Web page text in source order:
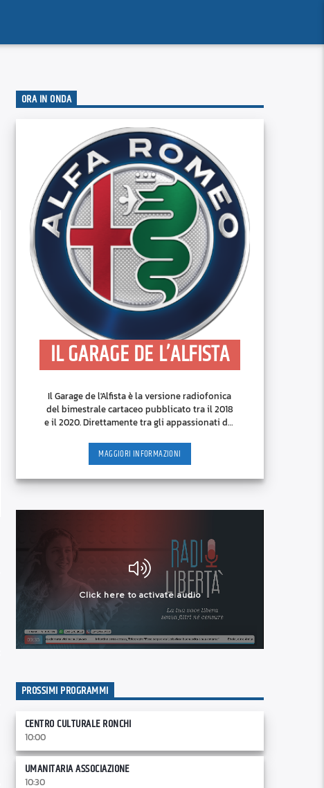
ORA IN ONDA
IL GARAGE DE L’ALFISTA
Il Garage de l'Alfista è la versione radiofonica
del bimestrale cartaceo pubblicato tra il 2018
e il 2020. Direttamente tra gli appassionati del
MAGGIORI INFORMAZIONI
PROSSIMI PROGRAMMI
CENTRO CULTURALE RONCHI
10:00
UMANITARIA ASSOCIAZIONE
10:30